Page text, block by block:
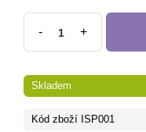
- +
Skladem
Kód zboží ISP001